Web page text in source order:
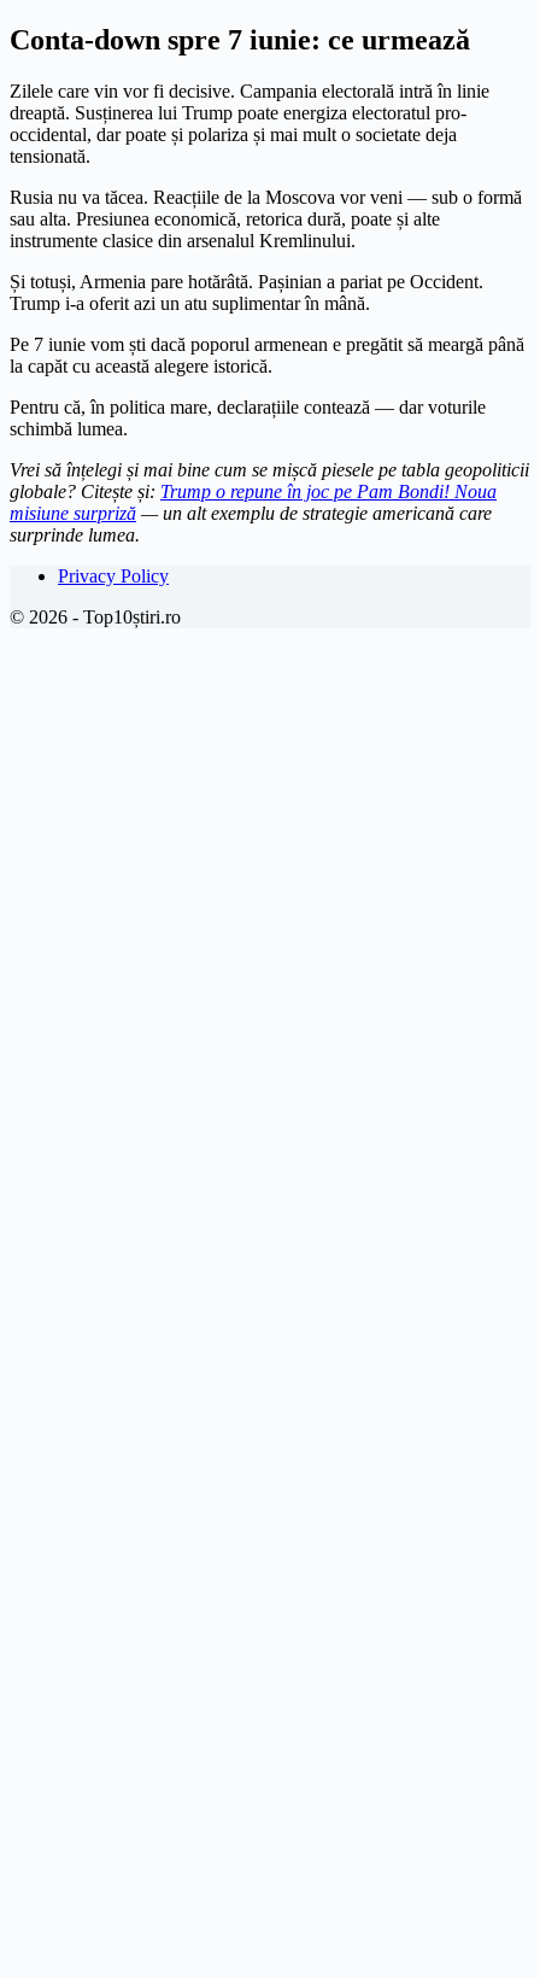
Conta-down spre 7 iunie: ce urmează
Zilele care vin vor fi decisive. Campania electorală intră în linie
dreaptă. Susținerea lui Trump poate energiza electoratul pro-
occidental, dar poate și polariza și mai mult o societate deja
tensionată.
Rusia nu va tăcea. Reacțiile de la Moscova vor veni — sub o formă
sau alta. Presiunea economică, retorica dură, poate și alte
instrumente clasice din arsenalul Kremlinului.
Și totuși, Armenia pare hotărâtă. Pașinian a pariat pe Occident.
Trump i-a oferit azi un atu suplimentar în mână.
Pe 7 iunie vom ști dacă poporul armenean e pregătit să meargă până
la capăt cu această alegere istorică.
Pentru că, în politica mare, declarațiile contează — dar voturile
schimbă lumea.
Vrei să înțelegi și mai bine cum se mișcă piesele pe tabla geopoliticii
globale? Citește și: Trump o repune în joc pe Pam Bondi! Noua
misiune surpriză — un alt exemplu de strategie americană care
surprinde lumea.
Privacy Policy
© 2026 - Top10știri.ro